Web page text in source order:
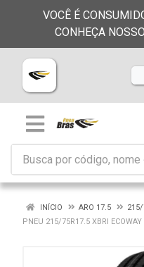
VOCÊ É
CONHEÇA
INÍCIO ARO 17.5
PNEU 215/75R17.5 XBRI